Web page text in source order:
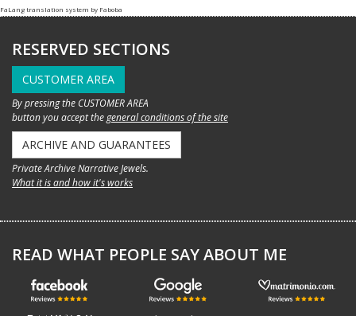
FaLang translation system by Faboba
RESERVED SECTIONS
CUSTOMER AREA
By pressing the CUSTOMER AREA
button you accept thegeneral conditions of the site
ARCHIVE AND GUARANTEES
Private Archive Narrative Jewels.
What it is and how it's works
READ WHAT PEOPLE SAY ABOUT ME